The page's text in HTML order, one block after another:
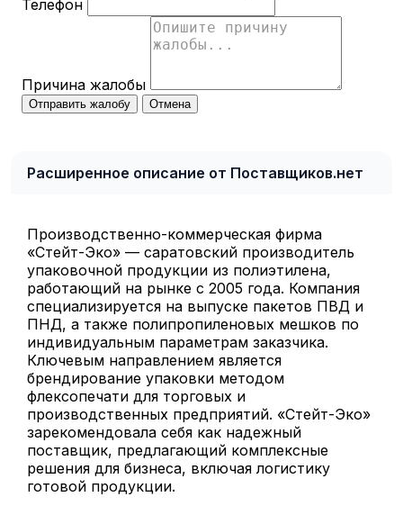
Телефон
Причина жалобы
Отправить жалобу Отмена
Расширенное описание от Поставщиков.нет
Производственно-коммерческая фирма
«Стейт-Эко» — саратовский производитель
упаковочной продукции из полиэтилена,
работающий на рынке с 2005 года. Компания
специализируется на выпуске пакетов ПВД и
ПНД, а также полипропиленовых мешков по
индивидуальным параметрам заказчика.
Ключевым направлением является
брендирование упаковки методом
флексопечати для торговых и
производственных предприятий. «Стейт-Эко»
зарекомендовала себя как надежный
поставщик, предлагающий комплексные
решения для бизнеса, включая логистику
готовой продукции.